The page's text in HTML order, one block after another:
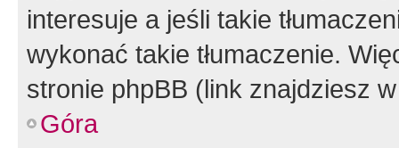
interesuje a jeśli takie
wykonać takie tłumaczenie.
stronie phpBB (link znajdziesz
Góra